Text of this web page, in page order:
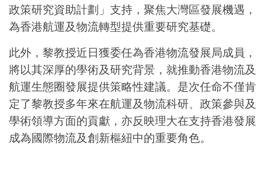
政策研究資助計劃」支持 ， 聚焦大灣區發展機遇，
為香港航運及物流轉型提供重要研究基礎。
此外，黎教授近日獲委任為香港物流發展局成員，
將以其深厚的學術及研究背景，就推動香港物流及
航運生態圈發展提供策略性建議。是次任命不僅肯
定了黎教授多年來在航運及物流科研、政策參與及
學術領導方面的貢獻，亦反映理大在支持香港發展
成為國際物流及創新樞紐中的重要角色。